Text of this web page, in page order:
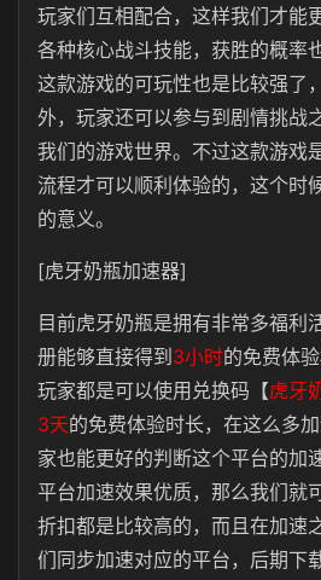
玩家们互相配合，这样我们才能
各种核心战斗技能，获胜的概率
这款游戏的可玩性也是比较强了
外，玩家还可以参与到剧情挑战
我们的游戏世界。不过这款游戏
流程才可以顺利体验的，这个时
的意义。
[虎牙奶瓶加速器]
目前虎牙奶瓶是拥有非常多福利
册能够直接得到 3小时的免费体
玩家都是可以使用兑换码【虎牙
3天的免费体验时长，在这么多
家也能更好的判断这个平台的加
平台加速效果优质，那么我们就
折扣都是比较高的，而且在加速
们同步加速对应的平台，后期下